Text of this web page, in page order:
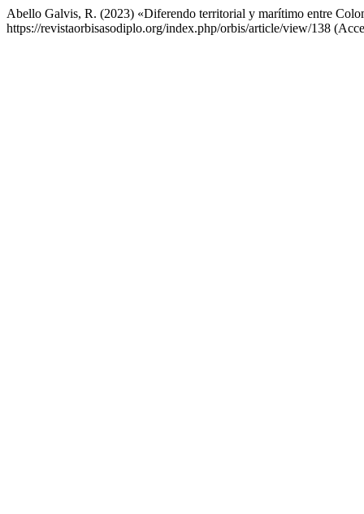
Abello Galvis, R. (2023) «Diferendo territorial y marítimo entre
https://revistaorbisasodiplo.org/index.php/orbis/article/view/138